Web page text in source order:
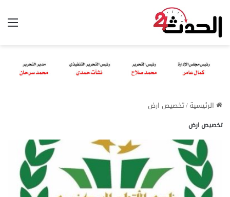
الرئيسية/تخصيص ارض
تخصيص ارض